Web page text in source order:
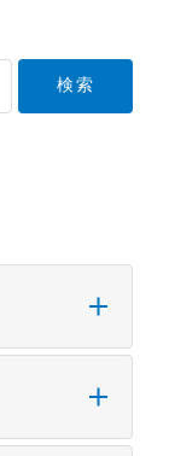
使用され
は何ら保
せん。あら
であり、
ること。